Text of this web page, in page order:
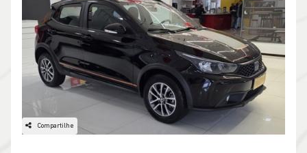
Compartilhe